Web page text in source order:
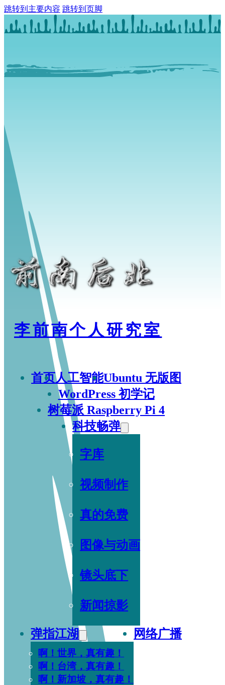
跳转到主要内容 跳转到页脚
李前南个人研究室
首页人工智能Ubuntu 无版图
WordPress 初学记
树莓派 Raspberry Pi 4
科技畅弹
字库
视频制作
真的免费
图像与动画
镜头底下
新闻掠影
弹指江湖
啊！世界，真有趣！
啊！台湾，真有趣！
啊！新加坡，真有趣！
网络广播